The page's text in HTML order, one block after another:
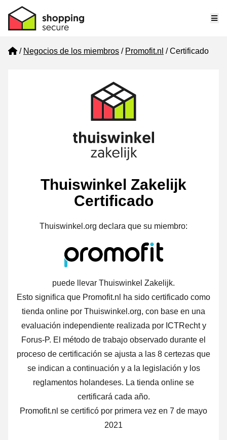
Home
Negocios de los miembros Promofit.nl Certificado
Thuiswinkel Zakelijk
Certificado
Thuiswinkel.org declara que su miembro:
puede llevar Thuiswinkel Zakelijk.
Esto significa que Promofit.nl ha sido certificado como
tienda online por Thuiswinkel.org, con base en una
evaluación independiente realizada por ICTRecht y
Forus-P. El método de trabajo observado durante el
proceso de certificación se ajusta a las 8 certezas que
se indican a continuación y a la legislación y los
reglamentos holandeses. La tienda online se
certificará cada año.
Promofit.nl se certificó por primera vez en 7 de mayo
2021